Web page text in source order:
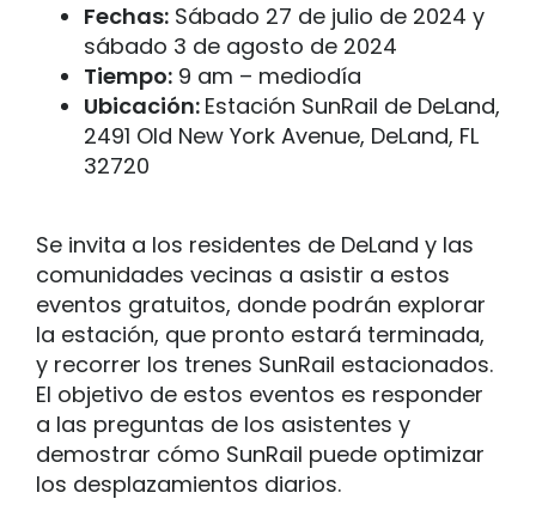
Fechas: Sábado 27 de julio de 2024 y
sábado 3 de agosto de 2024
Tiempo: 9 am – mediodía
Ubicación: Estación SunRail de DeLand,
2491 Old New York Avenue, DeLand, FL
32720
Se invita a los residentes de DeLand y las
comunidades vecinas a asistir a estos
eventos gratuitos, donde podrán explorar
la estación, que pronto estará terminada,
y recorrer los trenes SunRail estacionados.
El objetivo de estos eventos es responder
a las preguntas de los asistentes y
demostrar cómo SunRail puede optimizar
los desplazamientos diarios.